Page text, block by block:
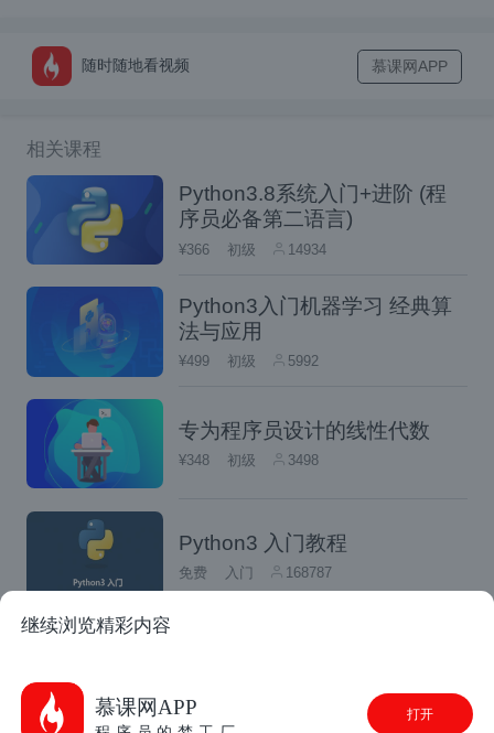
继续浏览精彩内容
慕课网APP 打开
打开命令行工具。
jupyter notebook
这将启动Jupyter Notebook服务器，浏览
器会自动打开并显示一个文件夹列表。选
择你希望创建或打开的文件夹。
创建新笔记本：
点击界面右上角的“New”按钮，选择“Py
thon 3”（或其他你安装的内核）。
这将创建一个新的Jupyter Notebook
文件，并在新标签页中打开。
Jupyter Notebook界面与基本操作
组成：
随时随地看视频 慕课网APP
相关课程
Python3.8系统入门+进阶 (程
序员必备第二语言)
¥366 初级 14934
Python3入门机器学习 经典算
法与应用
¥499 初级 5992
专为程序员设计的线性代数
¥348 初级 3498
Python3 入门教程
免费 入门 168787